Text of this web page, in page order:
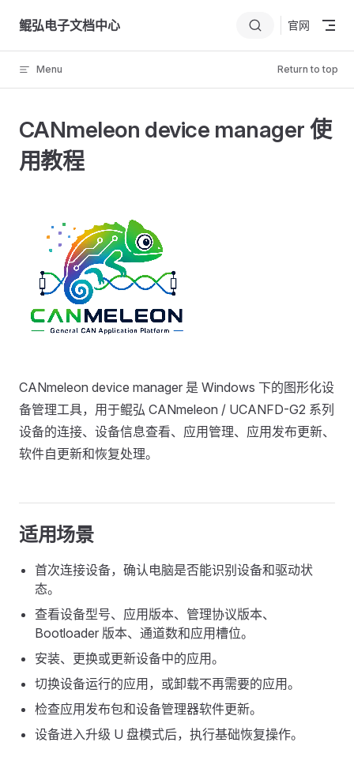
Skip to content
鲲弘电子文档中心 官网
Menu Return to top
CANmeleon device manager 使
用教程
CANmeleon device manager 是 Windows 下的图形化设
备管理工具，用于鲲弘 CANmeleon / UCANFD-G2 系列
设备的连接、设备信息查看、应用管理、应用发布更新、
软件自更新和恢复处理。
适用场景
首次连接设备，确认电脑是否能识别设备和驱动状
态。
查看设备型号、应用版本、管理协议版本、
Bootloader 版本、通道数和应用槽位。
安装、更换或更新设备中的应用。
切换设备运行的应用，或卸载不再需要的应用。
检查应用发布包和设备管理器软件更新。
设备进入升级 U 盘模式后，执行基础恢复操作。